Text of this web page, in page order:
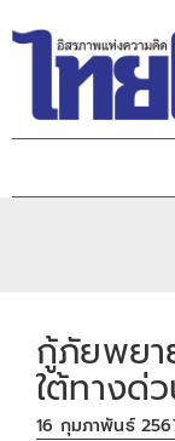
กู้ภัยพยา
ใต้ทางด่
16 กุมภาพันธ์